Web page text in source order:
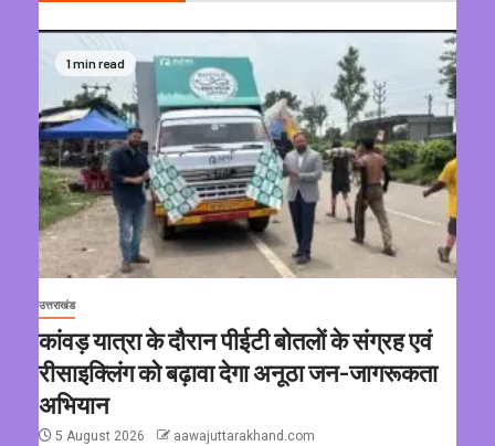
1 min read
उत्तराखंड
कांवड़ यात्रा के दौरान पीईटी बोतलों के संग्रह एवं
रीसाइक्लिंग को बढ़ावा देगा अनूठा जन-जागरूकता
अभियान
5 August 2026 aawajuttarakhand.com